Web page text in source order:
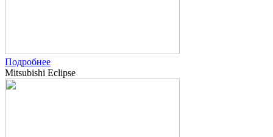
Подробнее
Mitsubishi Eclipse